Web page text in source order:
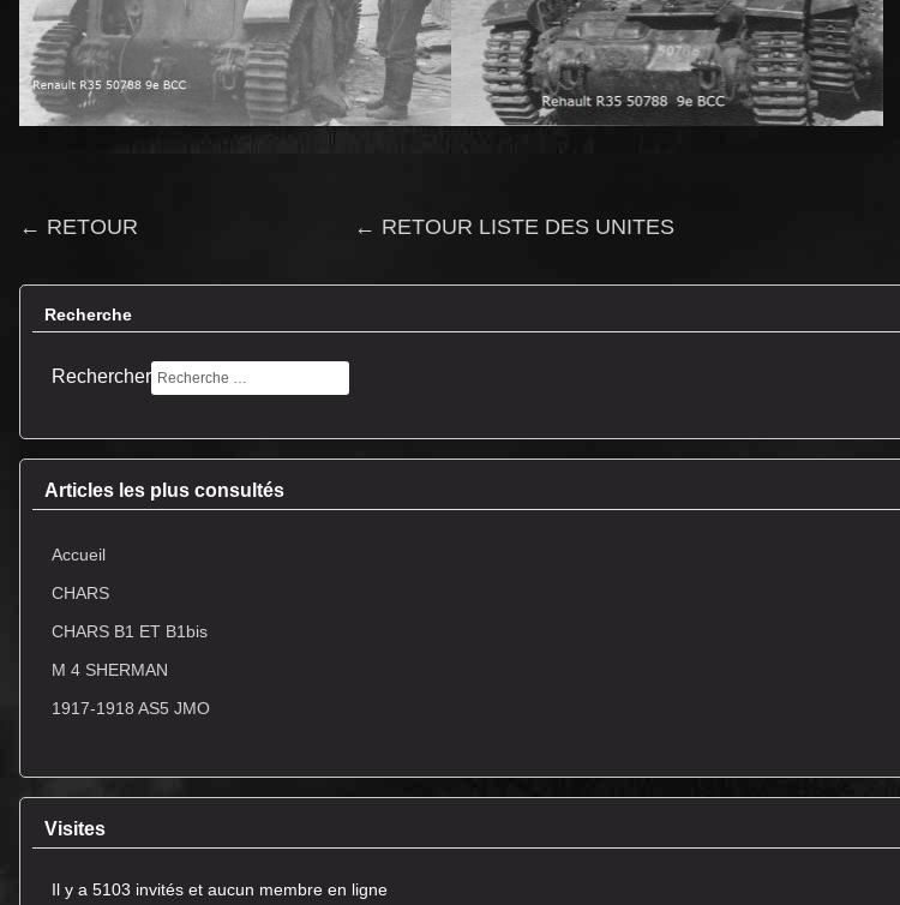
← RETOUR ← RETOUR LISTE DES UNITES
Recherche
Rechercher
Articles les plus consultés
Accueil
CHARS
CHARS B1 ET B1bis
M 4 SHERMAN
1917-1918 AS5 JMO
Visites
Il y a 5103 invités et aucun membre en ligne